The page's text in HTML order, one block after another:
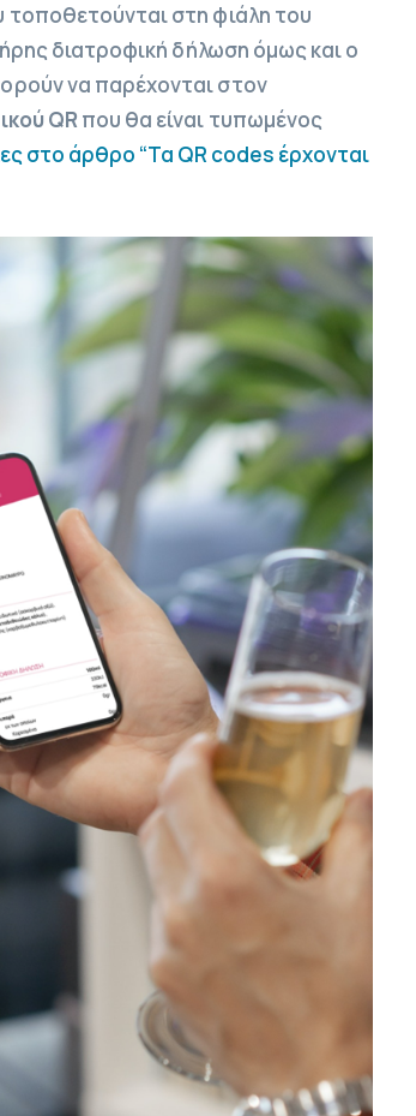
τοποθετούνται στη φιάλη του
διατροφική δήλωση όμως και ο
να παρέχονται στον
QR που θα είναι τυπωμένος
στο άρθρο “Τα QR codes έρχονται